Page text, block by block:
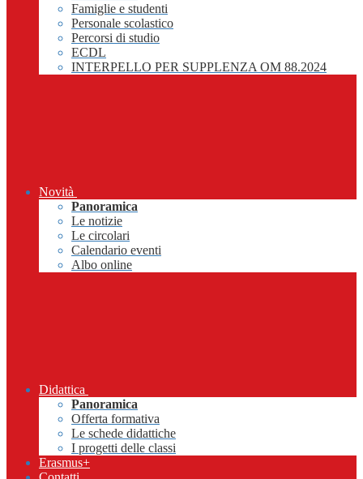
Famiglie e studenti
Personale scolastico
Percorsi di studio
ECDL
INTERPELLO PER SUPPLENZA OM 88.2024
Novità
Panoramica
Le notizie
Le circolari
Calendario eventi
Albo online
Didattica
Panoramica
Offerta formativa
Le schede didattiche
I progetti delle classi
Erasmus+